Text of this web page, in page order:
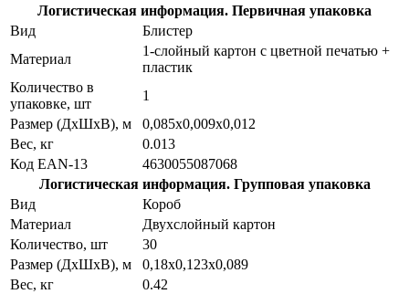
Логистическая информация. Первичная упаковка
Вид
Блистер
Материал
1-слойный картон с цветной печатью +
пластик
Количество в
упаковке, шт
1
Размер (ДхШхВ), м
0,085х0,009х0,012
Вес, кг
0.013
Код EAN-13
4630055087068
Логистическая информация. Групповая упаковка
Вид
Короб
Материал
Двухслойный картон
Количество, шт
30
Размер (ДхШхВ), м
0,18х0,123х0,089
Вес, кг
0.42